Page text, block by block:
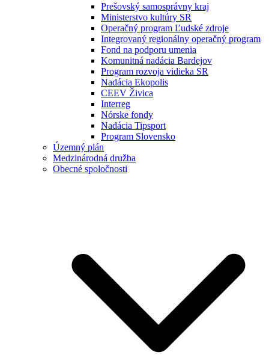
Prešovský samosprávny kraj
Ministerstvo kultúry SR
Operačný program Ľudské zdroje
Integrovaný regionálny operačný program
Fond na podporu umenia
Komunitná nadácia Bardejov
Program rozvoja vidieka SR
Nadácia Ekopolis
CEEV Živica
Interreg
Nórske fondy
Nadácia Tipsport
Program Slovensko
Územný plán
Medzinárodná družba
Obecné spoločnosti